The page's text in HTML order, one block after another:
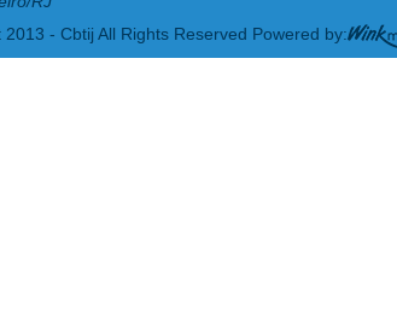
- Cbtij All Rights Reserved Powered by: